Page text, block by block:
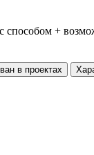
+
в проектах